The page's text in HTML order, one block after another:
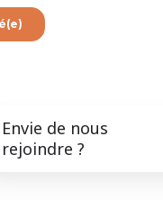
Envie de nous
rejoindre ?